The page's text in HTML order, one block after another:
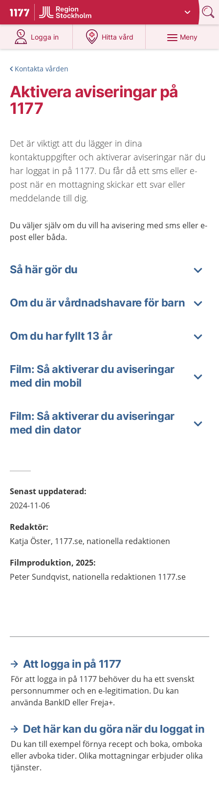
Till startsidan för 1177
Du har valt region
Logga in
på 1177.se
Hitta vård
på 1177.se
Meny
Kontakta vården
Aktivera aviseringar på
1177
Det är viktigt att du lägger in dina
kontaktuppgifter och aktiverar aviseringar när du
har loggat in på 1177. Du får då ett sms eller e-
post när en mottagning skickar ett svar eller
meddelande till dig.
Du väljer själv om du vill ha avisering med sms eller e-
post eller båda.
Så här gör du
Om du är vårdnadshavare för barn
Om du har fyllt 13 år
Film: Så aktiverar du aviseringar
med din mobil
Film: Så aktiverar du aviseringar
med din dator
Senast uppdaterad:
2024-11-06
Redaktör:
Katja Öster, 1177.se, nationella redaktionen
Filmproduktion, 2025:
Peter Sundqvist, nationella redaktionen 1177.se
Aktuella artiklar
Att logga in på 1177
För att logga in på 1177 behöver du ha ett svenskt
personnummer och en e-legitimation. Du kan
använda BankID eller Freja+.
Det här kan du göra när du loggat in
Du kan till exempel förnya recept och boka, omboka
eller avboka tider. Olika mottagningar erbjuder olika
tjänster.